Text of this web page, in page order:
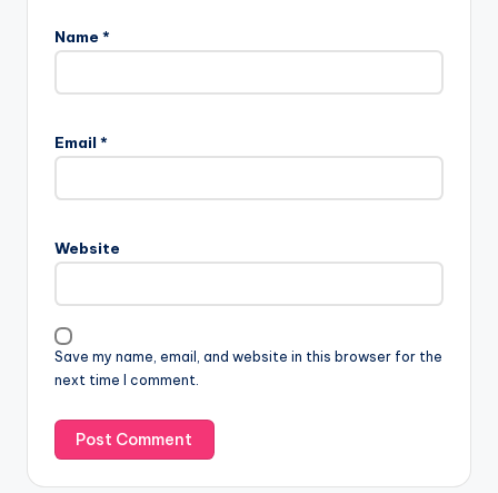
Name *
Email *
Website
Save my name, email, and website in this browser for the
next time I comment.